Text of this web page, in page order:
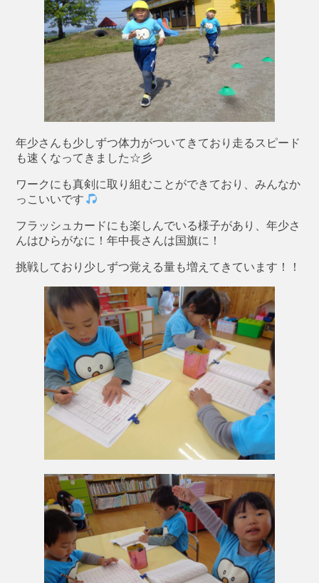
年少さんも少しずつ体力がついてきており走るスピード
も速くなってきました☆彡
ワークにも真剣に取り組むことができており、みんなか
っこいいです
フラッシュカードにも楽しんでいる様子があり、年少さ
んはひらがなに！年中長さんは国旗に！
挑戦しており少しずつ覚える量も増えてきています！！